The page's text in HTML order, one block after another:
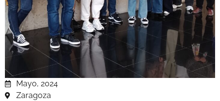
Mayo, 2024
Zaragoza